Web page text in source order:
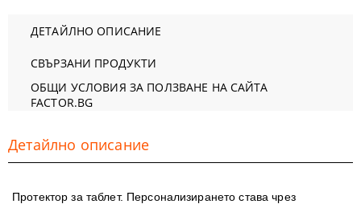
ДЕТАЙЛНО ОПИСАНИЕ
СВЪРЗАНИ ПРОДУКТИ
ОБЩИ УСЛОВИЯ ЗА ПОЛЗВАНЕ НА САЙТА
FACTOR.BG
Детайлно описание
Протектор за таблет. Персонализирането става чрез